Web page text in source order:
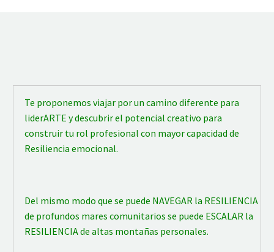
Te proponemos viajar por un camino diferente para
liderARTE y descubrir el potencial creativo para
construir tu rol profesional con mayor capacidad de
Resiliencia emocional.
Del mismo modo que se puede NAVEGAR la RESILIENCIA
de profundos mares comunitarios se puede ESCALAR la
RESILIENCIA de altas montañas personales.